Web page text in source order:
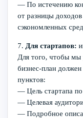
— По истечению
от разницы
сэкономленных
7. Для стартапов:
Для того, чтобы мы
бизнес-план должен
пунктов:
— Цель стартапа
— Целевая
— Подробное